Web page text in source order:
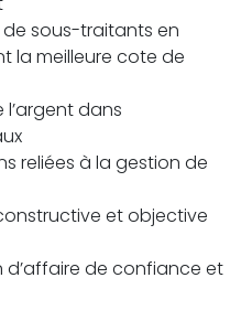
sous-traitants en
la meilleure cote de
dans
reliées à la gestion de
et objective
d’affaire de confiance et